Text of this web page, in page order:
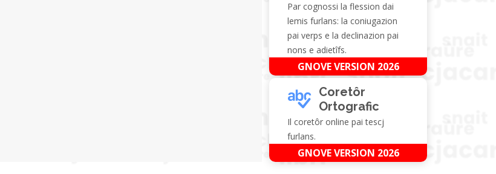
Par cognossi la flession dai
lemis furlans: la coniugazion
pai verps e la declinazion pai
nons e adietîfs.
GNOVE VERSION 2026
Coretôr
Ortografic
Il coretôr online pai tescj
furlans.
GNOVE VERSION 2026